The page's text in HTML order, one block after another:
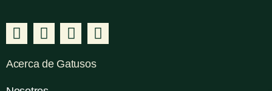
Acerca de Gatusos